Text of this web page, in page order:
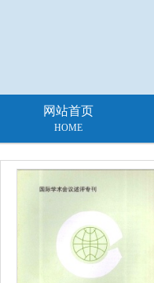
网站首页
HOME